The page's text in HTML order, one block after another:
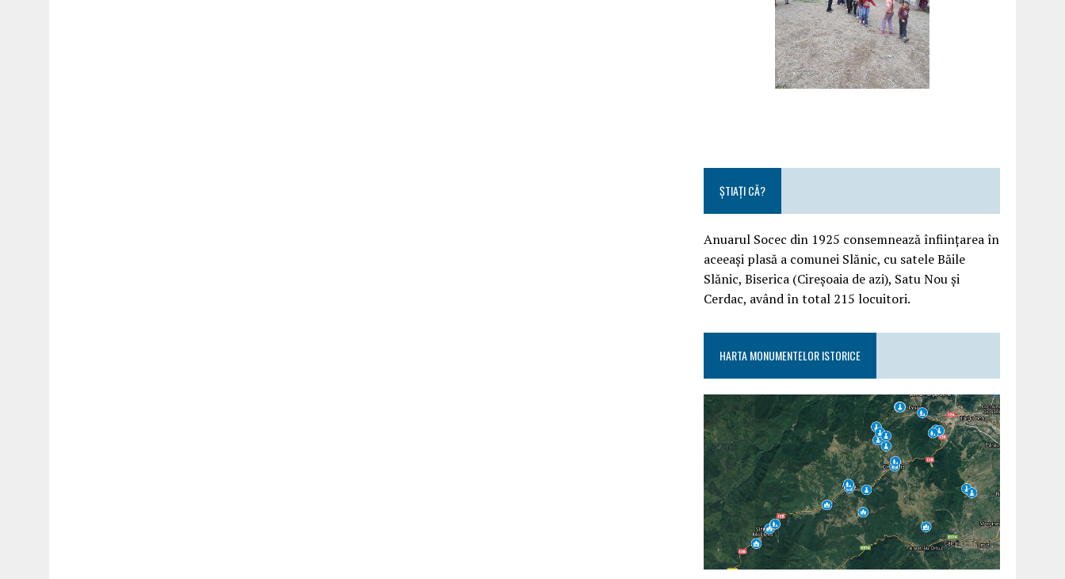
ȘTIAȚI CĂ?
Anuarul Socec din 1925 consemnează înființarea în
aceeași plasă a comunei Slănic, cu satele Băile
Slănic, Biserica (Cireșoaia de azi), Satu Nou și
Cerdac, având în total 215 locuitori.
HARTA MONUMENTELOR ISTORICE